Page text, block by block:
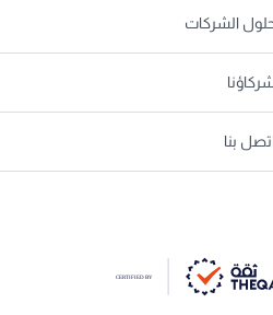
الشركات
بنا